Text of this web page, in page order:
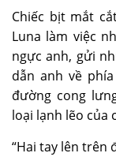
Chiếc bịt mắt
Luna làm việc
ngực anh, gửi
dẫn anh về
đường cong
loại lạnh lẽo của
“Hai tay lên trên